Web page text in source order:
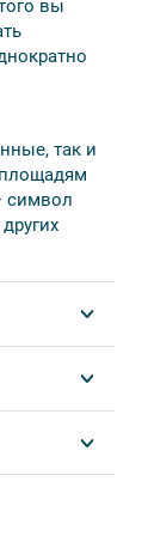
объема
вы
так и
символ
который